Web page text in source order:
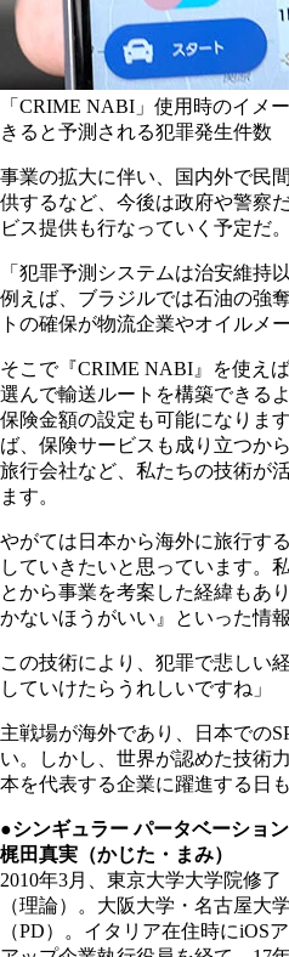
「CRIME NABI」使用時のイメ
きると予測される犯罪発生件数
事業の拡大に伴い、国内外で民
供するなど、今後は政府や警察
ビス提供も行なっていく予定だ。
「犯罪予測システムは治安維持
例えば、ブラジルでは石油の強
トの確保が物流企業やオイルメ
そこで『CRIME NABI』を使え
選んで輸送ルートを構築できる
保険金額の設定も可能になりま
ば、保険サービスも成り立つか
旅行会社など、私たちの技術が
ます。
やがては日本から海外に旅行す
していきたいと思っています。
とから事業を考案した経緯もあ
かないほうがいい』といった情
この技術により、犯罪で悲しい
していけたらうれしいですね」
主戦場が海外であり、日本での
い。しかし、世界が認めた技術
本を代表する企業に躍進する日
●シンギュラー パータベーショ
梶田真実（かじた・まみ）
2010年3月、東京大学大学院修
（理論）。大阪大学・名古屋大
（PD）。イタリア在住時にiOS